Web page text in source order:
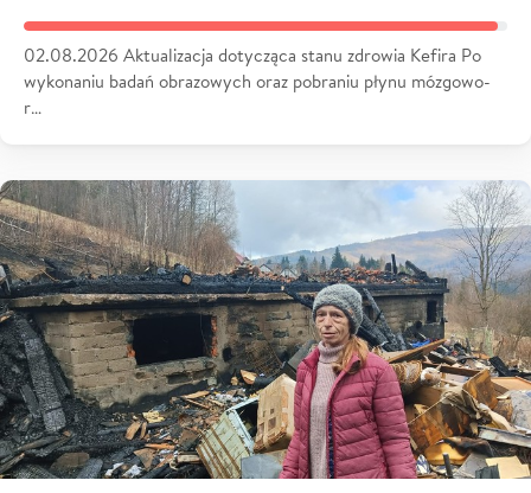
02.08.2026 Aktualizacja dotycząca stanu zdrowia Kefira Po
wykonaniu badań obrazowych oraz pobraniu płynu mózgowo-
r…